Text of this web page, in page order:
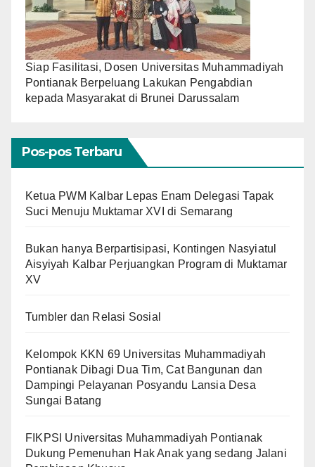
Siap Fasilitasi, Dosen Universitas Muhammadiyah
Pontianak Berpeluang Lakukan Pengabdian
kepada Masyarakat di Brunei Darussalam
Pos-pos Terbaru
Ketua PWM Kalbar Lepas Enam Delegasi Tapak
Suci Menuju Muktamar XVI di Semarang
Bukan hanya Berpartisipasi, Kontingen Nasyiatul
Aisyiyah Kalbar Perjuangkan Program di Muktamar
XV
Tumbler dan Relasi Sosial
Kelompok KKN 69 Universitas Muhammadiyah
Pontianak Dibagi Dua Tim, Cat Bangunan dan
Dampingi Pelayanan Posyandu Lansia Desa
Sungai Batang
FIKPSI Universitas Muhammadiyah Pontianak
Dukung Pemenuhan Hak Anak yang sedang Jalani